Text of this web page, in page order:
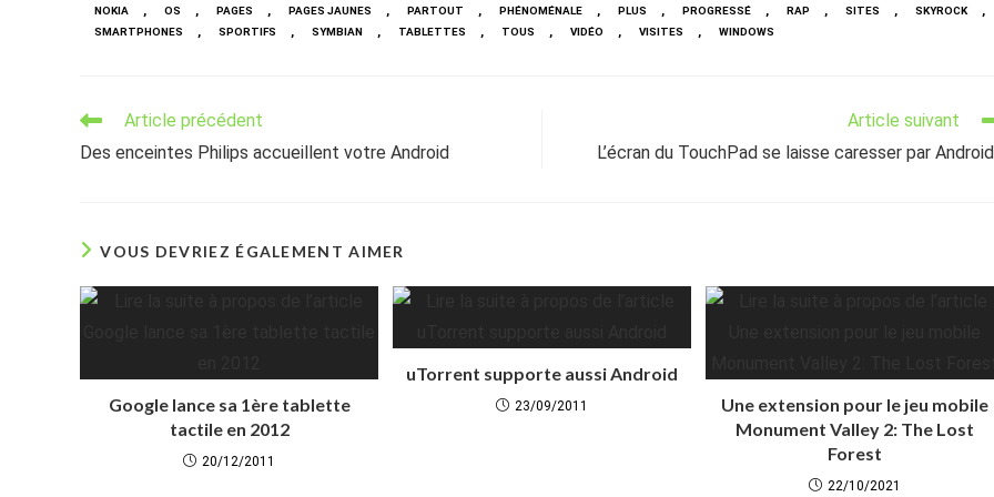
NOKIA , OS , PAGES , PAGES JAUNES , PARTOUT , PHÉNOMÉNALE , PLUS , PROGRESSÉ , RAP , SITES , SKYROCK ,
SMARTPHONES , SPORTIFS , SYMBIAN , TABLETTES , TOUS , VIDÉO , VISITES , WINDOWS
Read
articles
Article précédent
Des enceintes Philips accueillent votre Android
Article suivant
L’écran du TouchPad se laisse caresser par
VOUS DEVRIEZ ÉGALEMENT AIMER
Google lance sa 1ère tablette
tactile en 2012
20/12/2011
uTorrent supporte aussi Android
23/09/2011
Une extension pour le jeu mobile
Monument Valley 2: The Lost
Forest
22/10/2021